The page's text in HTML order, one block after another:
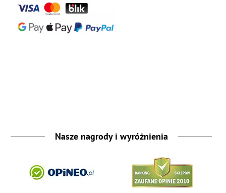
Nasze nagrody i wyróżnienia